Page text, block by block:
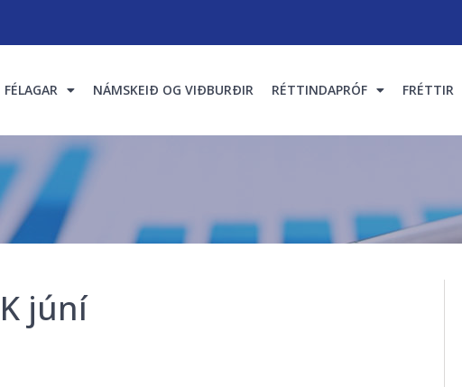
FÉLAGAR NÁMSKEIÐ OG VIÐBURÐIR RÉTTINDAPRÓF FRÉTTIR
júní